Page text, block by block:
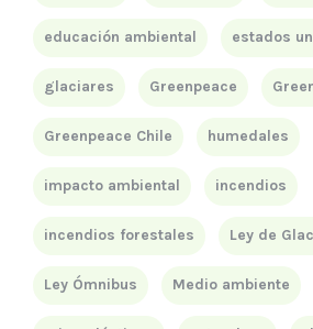
educación ambiental estados
glaciares Greenpeace
Greenpeace Chile humedales
impacto ambiental incendios
incendios forestales Ley de
Ley Ómnibus Medio ambiente